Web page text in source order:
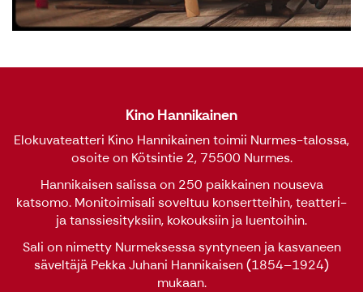
Kino Hannikainen
Elokuvateatteri Kino Hannikainen toimii Nurmes-talossa,
osoite on Kötsintie 2, 75500 Nurmes.
Hannikaisen salissa on 250 paikkainen nouseva
katsomo. Monitoimisali soveltuu konsertteihin, teatteri-
ja tanssiesityksiin, kokouksiin ja luentoihin.
Sali on nimetty Nurmeksessa syntyneen ja kasvaneen
säveltäjä Pekka Juhani Hannikaisen (1854–1924)
mukaan.